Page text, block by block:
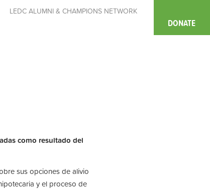
LEDC ALUMNI & CHAMPIONS NETWORK
DONATE
como resultado del
sus opciones de alivio
y el proceso de